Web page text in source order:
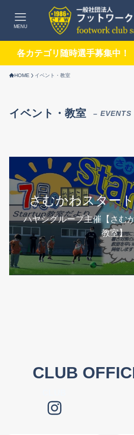
MENU
各カテゴリ随時選手募集中！
HOME イベント・教室
イベント・教室 – EVENTS
さむかわスター
ハヤシグループ主催【さむ
教室】
CLUB
Instagram